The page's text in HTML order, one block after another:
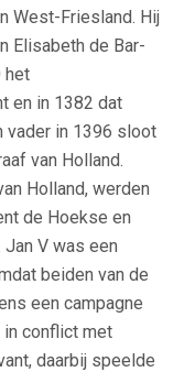
West-Friesland. Hij
Elisabeth de Bar-
het
en in 1382 dat
vader in 1396 sloot
van Holland.
Holland, werden
de Hoekse en
V was een
beiden van de
een campagne
conflict met
daarbij speelde